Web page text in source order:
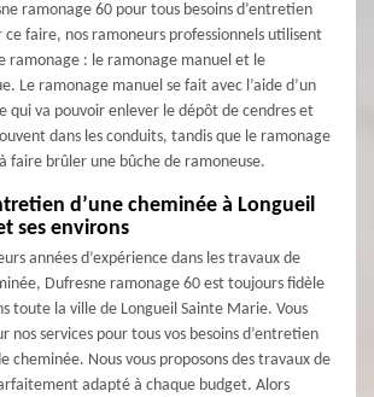
ramonage 60 pour tous besoins d’entretien
ce faire, nos ramoneurs professionnels utilisent
ramonage : le ramonage manuel et le
Le ramonage manuel se fait avec l’aide d’un
qui va pouvoir enlever le dépôt de cendres et
dans les conduits, tandis que le ramonage
faire brûler une bûche de ramoneuse.
d’une cheminée à Longueil
ses environs
années d’expérience dans les travaux de
Dufresne ramonage 60 est toujours fidèle
toute la ville de Longueil Sainte Marie. Vous
nos services pour tous vos besoins d’entretien
cheminée. Nous vous proposons des travaux de
adapté à chaque budget. Alors